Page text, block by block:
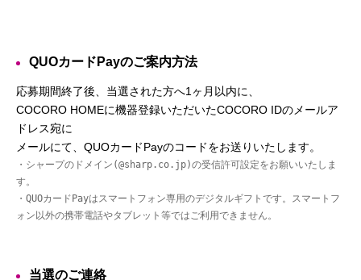
QUOカードPayのご案内方法
応募期間終了後、当選された方へ1ヶ月以内に、
COCORO HOMEに機器登録いただいたCOCORO IDのメールア
ドレス宛に
メールにて、QUOカードPayのコードをお送りいたします。
・シャープのドメイン(@sharp.co.jp)の受信許可設定をお願いいたしま
す。
・QUOカードPayはスマートフォン専用のデジタルギフトです。スマートフ
ォン以外の携帯電話やタブレット等ではご利用できません。
当選のご連絡